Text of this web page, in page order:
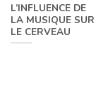
L’INFLUENCE DE
LA MUSIQUE SUR
LE CERVEAU